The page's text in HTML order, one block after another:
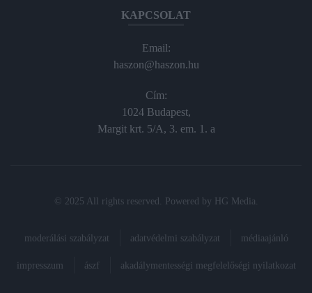
KAPCSOLAT
Email:
haszon@haszon.hu
Cím:
1024 Budapest,
Margit krt. 5/A, 3. em. 1. a
© 2025 All rights reserved. Powered by HG Media.
moderálási szabályzat adatvédelmi szabályzat médiaajánló
impresszum ászf akadálymentességi megfelelőségi nyilatkozat